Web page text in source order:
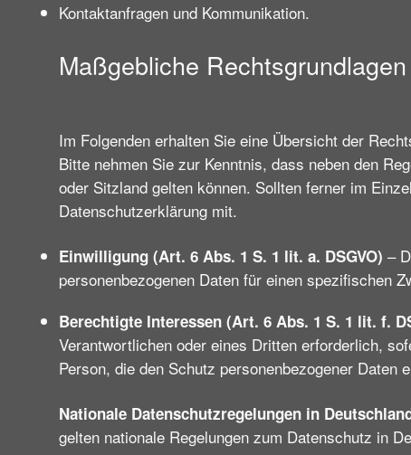
Kontaktanfragen und Kommunikation.
Maßgebliche Rechtsgrundlagen
Im Folgenden erhalten Sie eine Übersicht der
Bitte nehmen Sie zur Kenntnis, dass neben den
oder Sitzland gelten können. Sollten ferner im
Datenschutzerklärung mit.
Einwilligung (Art. 6 Abs. 1 S. 1 lit. a. DSGVO) –
personenbezogenen Daten für einen spezifischen
Berechtigte Interessen (Art. 6 Abs. 1 S. 1 lit. f.
Verantwortlichen oder eines Dritten erforderlich,
Person, die den Schutz personenbezogener Daten
Nationale Datenschutzregelungen in
gelten nationale Regelungen zum Datenschutz in